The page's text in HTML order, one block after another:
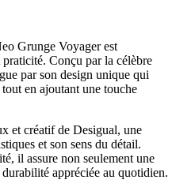
Grunge Voyager est
Conçu par la célèbre
par son design unique qui
en ajoutant une touche
et créatif de Desigual, une
et son sens du détail.
il assure non seulement une
appréciée au quotidien.